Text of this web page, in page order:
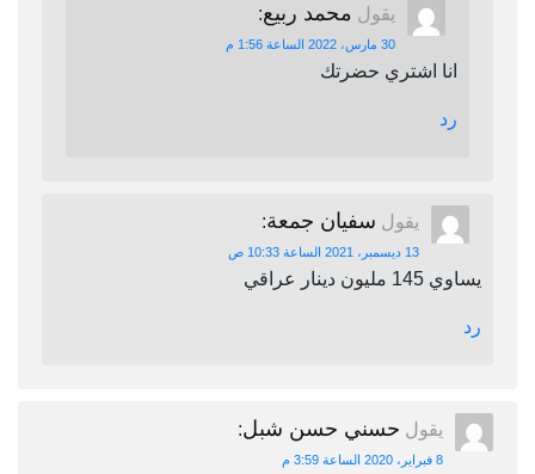
يقول محمد ربيع:
30 مارس، 2022 الساعة 1:56 م
انا اشتري حضرتك
رد
يقول سفيان جمعة:
13 ديسمبر، 2021 الساعة 10:33 ص
يساوي 145 مليون دينار عراقي
رد
يقول حسني حسن شبل:
8 فبراير، 2020 الساعة 3:59 م